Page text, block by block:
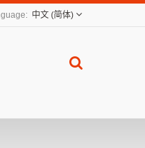
中文 (简体)